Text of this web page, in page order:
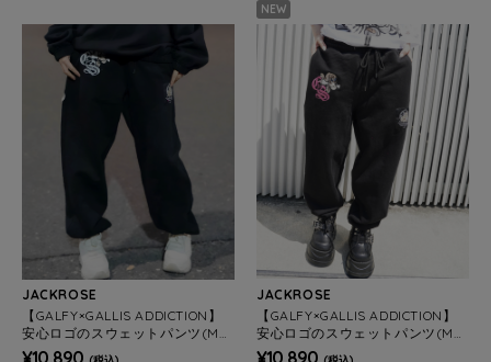
JACKROSE
【GALFY×GALLIS ADDICTION】
安心ロゴのスウェットパンツ(ME
NS/WOMENS)
¥10,890
NEW
JACKROSE
【GALFY×GALLIS ADDICTION】
安心ロゴのスウェットパンツ(ME
NS/WOMENS)
¥10,890